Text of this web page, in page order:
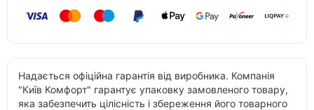
Надається офіційна гарантія від виробника. Компанія
"Київ Комфорт" гарантує упаковку замовленого товару,
яка забезпечить цілісність і збереження його товарного